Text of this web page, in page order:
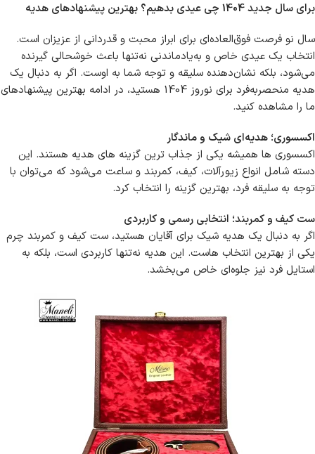
برای سال جدید 1404 چی عیدی بدهیم؟ بهترین پیشنهادهای هدیه
سال نو فرصت فوق‌العاده‌ای برای ابراز محبت و قدردانی از عزیزان است.
انتخاب یک عیدی خاص و به‌یادماندنی نه‌تنها باعث خوشحالی گیرنده
می‌شود، بلکه نشان‌دهنده سلیقه و توجه شما به اوست. اگر به دنبال یک
هدیه منحصربه‌فرد برای نوروز 1404 هستید، در ادامه بهترین پیشنهادهای
ما را مشاهده کنید.
اکسسوری؛ هدیه‌ای شیک و ماندگار
اکسسوری ها همیشه یکی از جذاب ترین گزینه های هدیه هستند. این
دسته شامل انواع زیورآلات، کیف، کمربند و ساعت می‌شود که می‌توان با
توجه به سلیقه فرد، بهترین گزینه را انتخاب کرد.
ست کیف و کمربند؛ انتخابی رسمی و کاربردی
اگر به دنبال یک هدیه شیک برای آقایان هستید، ست کیف و کمربند چرم
یکی از بهترین انتخاب هاست. این هدیه نه‌تنها کاربردی است، بلکه به
استایل فرد نیز جلوه‌ای خاص می‌بخشد.